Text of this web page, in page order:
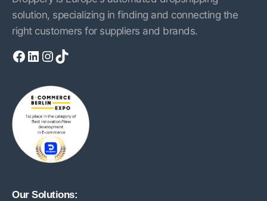
solution, specializing in finding and connecting the
right customers for suppliers and brands.
Facebook LinkedIn InstagramTikTok
Our Solutions: